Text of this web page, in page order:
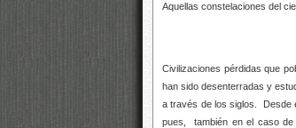
Aquellas constelaciones del
Civilizaciones pérdidas que
han sido desenterradas y
a través de los siglos. Desde
pues, también en el caso de